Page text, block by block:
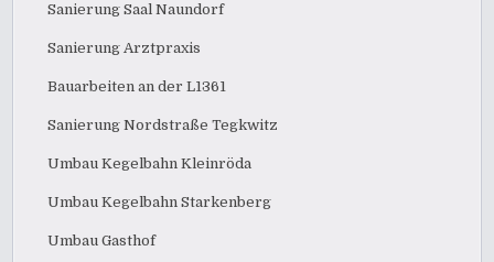
Sanierung Saal Naundorf
Sanierung Arztpraxis
Bauarbeiten an der L1361
Sanierung Nordstraße Tegkwitz
Umbau Kegelbahn Kleinröda
Umbau Kegelbahn Starkenberg
Umbau Gasthof